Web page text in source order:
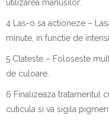
utilizarea manusilor.
4 Las-o sa actioneze –
minute, in functie de
5 Clateste – Foloseste
de culoare.
6 Finalizeaza tratamentul
cuticula si va sigila